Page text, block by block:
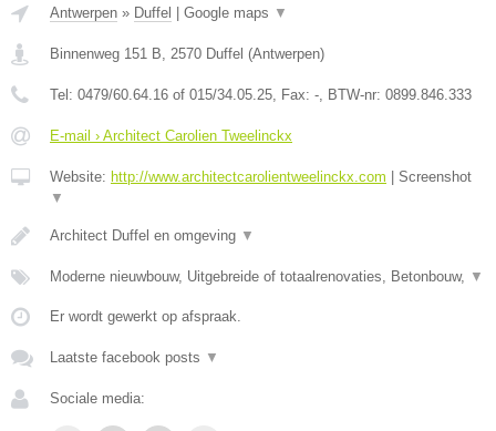
Antwerpen » Duffel Google maps ▼
Binnenweg 151 B, 2570 Duffel (Antwerpen)
Tel: 0479/60.64.16 of 015/34.05.25, Fax: -, BTW-nr: 0899.846.333
E-mail › Architect Carolien Tweelinckx
Website: http://www.architectcarolientweelinckx.com
Screenshot
▼
Architect Duffel en omgeving ▼
Moderne nieuwbouw, Uitgebreide of totaalrenovaties, Betonbouw, ▼
Er wordt gewerkt op afspraak.
Laatste facebook posts ▼
Sociale media: